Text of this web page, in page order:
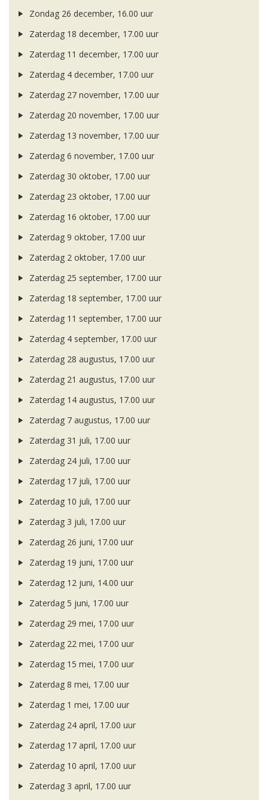
Zondag 26 december, 16.00 uur
Zaterdag 18 december, 17.00 uur
Zaterdag 11 december, 17.00 uur
Zaterdag 4 december, 17.00 uur
Zaterdag 27 november, 17.00 uur
Zaterdag 20 november, 17.00 uur
Zaterdag 13 november, 17.00 uur
Zaterdag 6 november, 17.00 uur
Zaterdag 30 oktober, 17.00 uur
Zaterdag 23 oktober, 17.00 uur
Zaterdag 16 oktober, 17.00 uur
Zaterdag 9 oktober, 17.00 uur
Zaterdag 2 oktober, 17.00 uur
Zaterdag 25 september, 17.00 uur
Zaterdag 18 september, 17.00 uur
Zaterdag 11 september, 17.00 uur
Zaterdag 4 september, 17.00 uur
Zaterdag 28 augustus, 17.00 uur
Zaterdag 21 augustus, 17.00 uur
Zaterdag 14 augustus, 17.00 uur
Zaterdag 7 augustus, 17.00 uur
Zaterdag 31 juli, 17.00 uur
Zaterdag 24 juli, 17.00 uur
Zaterdag 17 juli, 17.00 uur
Zaterdag 10 juli, 17.00 uur
Zaterdag 3 juli, 17.00 uur
Zaterdag 26 juni, 17.00 uur
Zaterdag 19 juni, 17.00 uur
Zaterdag 12 juni, 14.00 uur
Zaterdag 5 juni, 17.00 uur
Zaterdag 29 mei, 17.00 uur
Zaterdag 22 mei, 17.00 uur
Zaterdag 15 mei, 17.00 uur
Zaterdag 8 mei, 17.00 uur
Zaterdag 1 mei, 17.00 uur
Zaterdag 24 april, 17.00 uur
Zaterdag 17 april, 17.00 uur
Zaterdag 10 april, 17.00 uur
Zaterdag 3 april, 17.00 uur